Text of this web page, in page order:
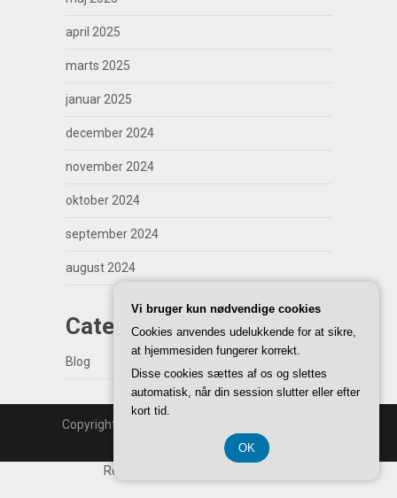
april 2025
marts 2025
januar 2025
december 2024
november 2024
oktober 2024
september 2024
august 2024
Categories
Blog
Copyright | WordPress Theme by
Back to Top ↑
Registreringsnummer 37 40 77 39
Vi bruger kun nødvendige cookies
Cookies anvendes udelukkende for at sikre,
at hjemmesiden fungerer korrekt.
Disse cookies sættes af os og slettes
automatisk, når din session slutter eller efter
kort tid.
OK